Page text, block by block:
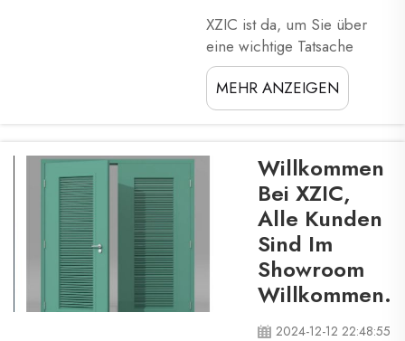
verwendet werden,
um Ihre Türen
aufzumöbeln. Diese
Anleitung wird ...
XZIC ist da, um Sie über
eine wichtige Tatsache
bezüglich
feuerdurchstandsfähiger
Türen zu informieren. Es
die bei der Herstellung von
feuerdurchstandsfähigen
Türen verwendet werden
können: Stahl und Holz.
Diese Türen haben eine
kritische Funktion des
Schutzes ...
MEHR ANZEIGEN
Willkommen
Bei XZIC,
Alle Kunden
Sind Im
Showroom
Willkommen.
2024-12-12 22:48:55